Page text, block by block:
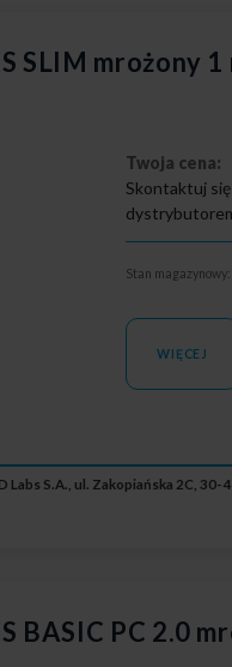
SLIM mrożony 1
Twoja cena:
Skontaktuj
Stan magazynowy:
WIĘCEJ
Labs S.A., ul. Zakopiańska 2C, 30-
BASIC PC 2.0